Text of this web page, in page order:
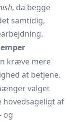
, da begge
samtidig,
kræve mere
at betjene.
valget
hovedsageligt af
og